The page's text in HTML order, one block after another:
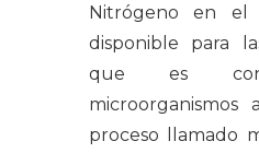
Nitrógeno en el
disponible para
que es
proceso llamado